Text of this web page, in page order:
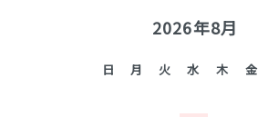
2026年8月
日 月 火 水 木 金